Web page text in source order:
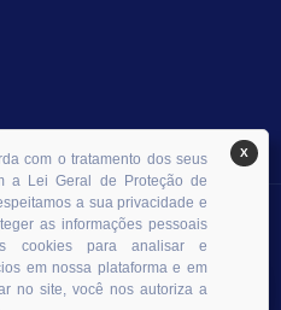
direitos reservados.
X
com o tratamento dos seus
a Lei Geral de Proteção de
a sua privacidade e
as informações pessoais
cookies para analisar e
em nossa plataforma e em
no site, você nos autoriza a